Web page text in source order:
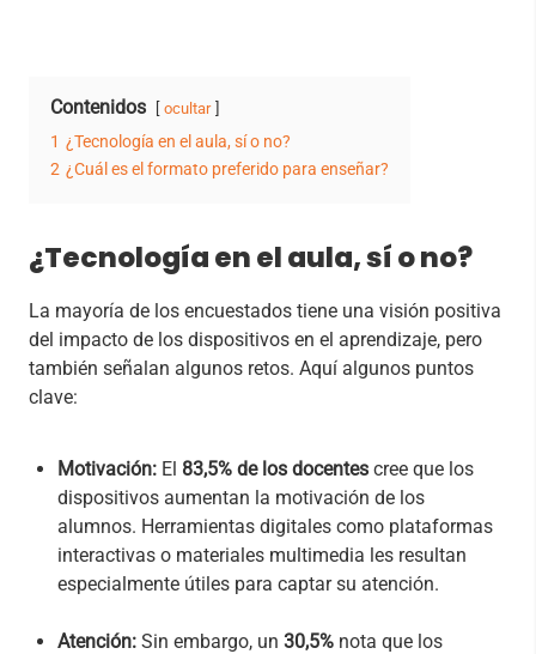
Contenidos ocultar
1 ¿Tecnología en el aula, sí o no?
2 ¿Cuál es el formato preferido para enseñar?
¿Tecnología en el aula, sí o no?
La mayoría de los encuestados tiene una visión positiva
del impacto de los dispositivos en el aprendizaje, pero
también señalan algunos retos. Aquí algunos puntos
clave:
Motivación: El 83,5% de los docentes cree que los
dispositivos aumentan la motivación de los
alumnos. Herramientas digitales como plataformas
interactivas o materiales multimedia les resultan
especialmente útiles para captar su atención.
Atención: Sin embargo, un 30,5% nota que los